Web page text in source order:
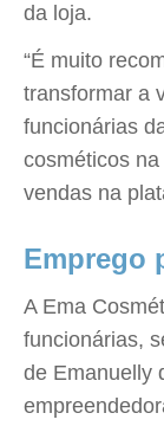
da loja.
“É muito
transformar a
funcionárias
cosméticos
vendas na
Emprego
A Ema
funcionárias,
de Emanuelly